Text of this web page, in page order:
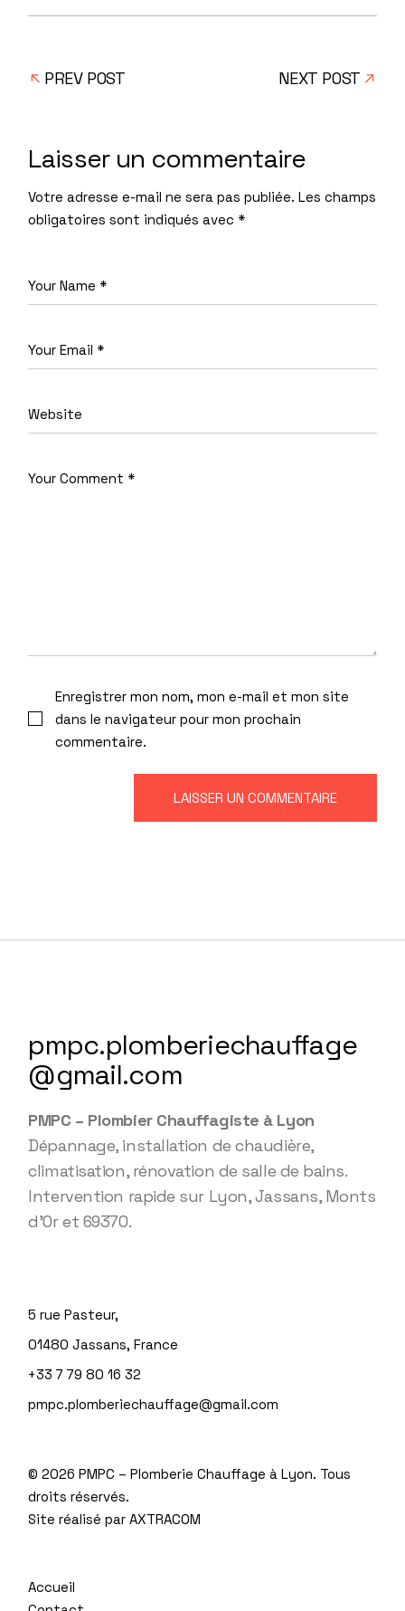
PREV POST NEXT POST
Laisser un commentaire
Votre adresse e-mail ne sera pas publiée. Les champs
obligatoires sont indiqués avec *
Enregistrer mon nom, mon e-mail et mon site
dans le navigateur pour mon prochain
commentaire.
LAISSER UN COMMENTAIRE
pmpc.plomberiechauffage
@gmail.com
PMPC – Plombier Chauffagiste à Lyon
Dépannage, installation de chaudière,
climatisation, rénovation de salle de bains.
Intervention rapide sur Lyon, Jassans, Monts
d’Or et 69370.
5 rue Pasteur,
01480 Jassans, France
+33 7 79 80 16 32
pmpc.plomberiechauffage@gmail.com
©2026 PMPC – Plomberie Chauffage à Lyon. Tous
droits réservés.
Site réalisé parAXTRACOM
Accueil